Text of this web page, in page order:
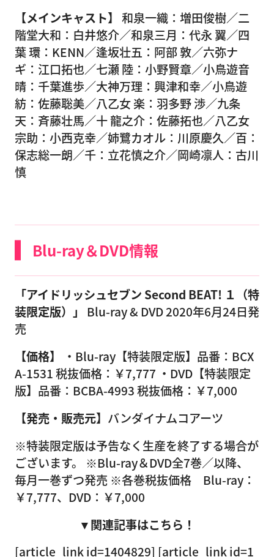
【メインキャスト】 和泉一織：増田俊樹／二
階堂大和：白井悠介／和泉三月：代永 翼／四
葉 環：KENN／逢坂壮五：阿部 敦／六弥ナ
ギ：江口拓也／七瀬 陸：小野賢章／小鳥遊音
晴：千葉進歩／大神万理：興津和幸／小鳥遊
紡：佐藤聡美／八乙女 楽：羽多野 渉／九条
天：斉藤壮馬／十 龍之介：佐藤拓也／八乙女
宗助：小西克幸／姉鷺カオル：川原慶久／百：
保志総一朗／千：立花慎之介／岡崎凛人：古川
慎
Blu-ray＆DVD情報
「アイドリッシュセブン Second BEAT! １（特
装限定版）」
Blu-ray & DVD 2020年6月24日発
売
【価格】
・Blu-ray【特装限定版】品番：BCX
A-1531 税抜価格：￥7,777 ・DVD【特装限定
版】品番：BCBA-4993 税抜価格：￥7,000
【発売・販売元】 バンダイナムコアーツ
※特装限定版は予告なく生産を終了する場合が
ございます。 ※Blu-ray＆DVD全7巻／以降、
毎月一巻ずつ発売 ※各巻税抜価格 Blu-ray：
￥7,777、DVD：￥7,000
▼関連記事はこちら！
[article_link id=1404829] [article_link id=1